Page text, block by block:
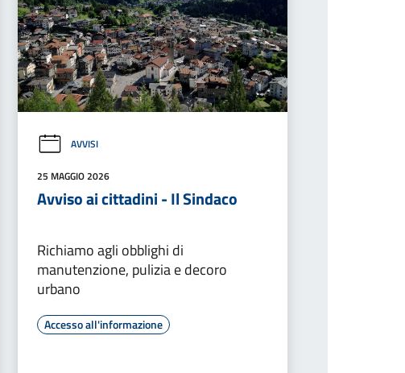
AVVISI
25 MAGGIO 2026
Avviso ai cittadini - Il Sindaco
Richiamo agli obblighi di
manutenzione, pulizia e decoro
urbano
Accesso all'informazione